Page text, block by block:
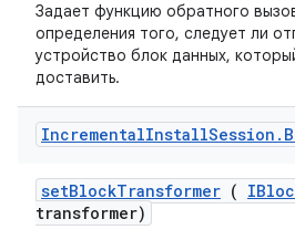
Задает функцию обратного
определения того, следует ли
устройство блок данных,
доставить.
IncrementalInstallSession .
setBlockTransformer (
transformer)